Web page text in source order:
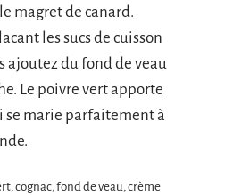
magret de canard.
les sucs de cuisson
ajoutez du fond de veau
Le poivre vert apporte
se marie parfaitement à
cognac, fond de veau, crème